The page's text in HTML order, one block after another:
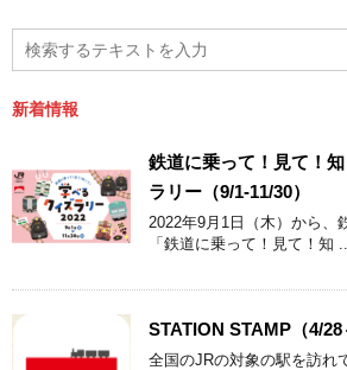
新着情報
鉄道に乗って！見て！
ラリー（9/1-11/30）
2022年9月1日（木）から、
「鉄道に乗って！見て！知 ...
STATION STAMP（4/28
全国のJRの対象の駅を訪れ